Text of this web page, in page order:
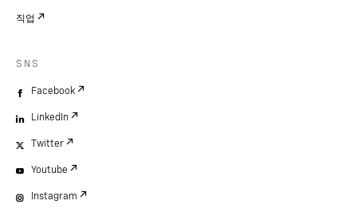
직업
SNS
Facebook
LinkedIn
Twitter
Youtube
Instagram